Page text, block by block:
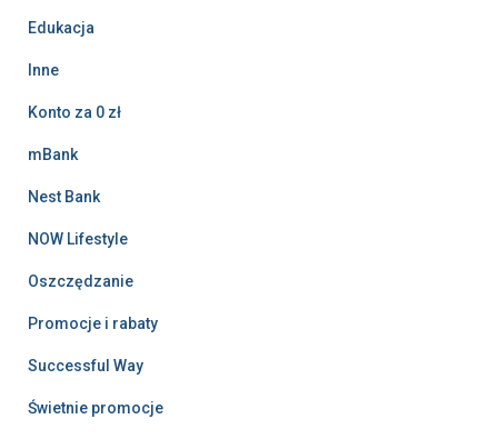
Edukacja
Inne
Konto za 0 zł
mBank
Nest Bank
NOW Lifestyle
Oszczędzanie
Promocje i rabaty
Successful Way
Świetnie promocje